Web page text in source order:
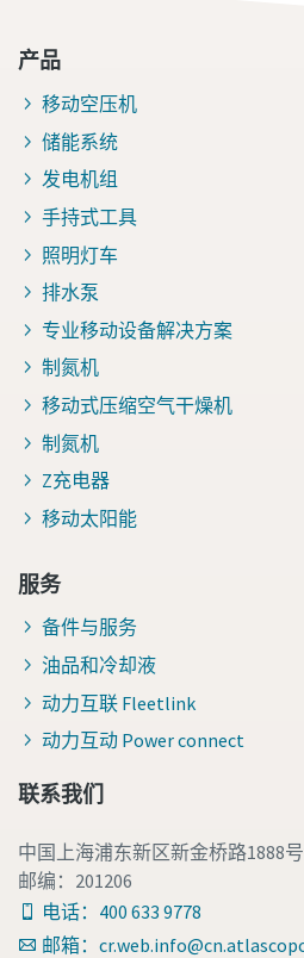
产品
移动空压机
储能系统
发电机组
手持式工具
照明灯车
排水泵
专业移动设备解决方案
制氮机
移动式压缩空气干燥机
制氮机
Z充电器
移动太阳能
服务
备件与服务
油品和冷却液
动力互联 Fleetlink
动力互动 Power connect
联系我们
中国上海浦东新区新金桥路1888
邮编：201206
电话：400 633 9778
邮箱：